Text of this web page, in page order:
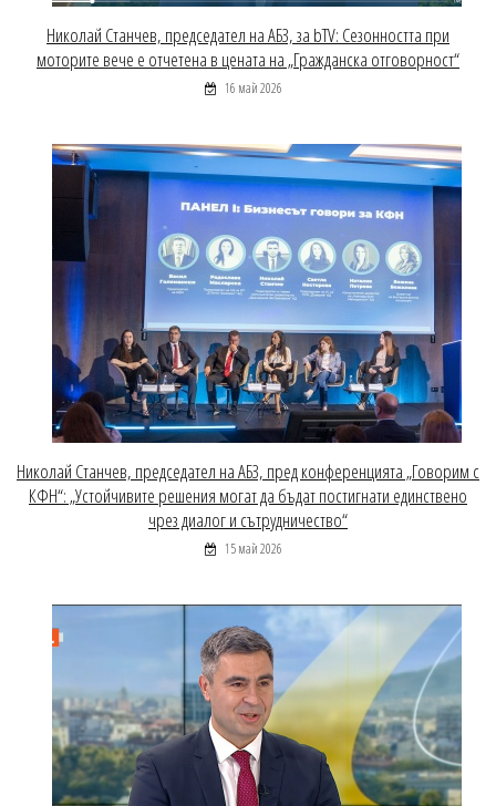
Николай Станчев, председател на АБЗ, за bTV: Сезонността при
моторите вече е отчетена в цената на „Гражданска отговорност“
16 май 2026
Николай Станчев, председател на АБЗ, пред конференцията „Говорим с
КФН“: „Устойчивите решения могат да бъдат постигнати единствено
чрез диалог и сътрудничество“
15 май 2026